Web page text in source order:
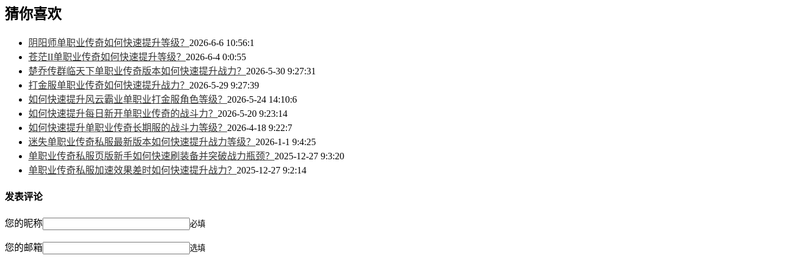
猜你喜欢
阴阳师单职业传奇如何快速提升等级？ 2026-6-6 10:56:1
苍茫II单职业传奇如何快速提升等级？ 2026-6-4 0:0:55
楚乔传群临天下单职业传奇版本如何快速提升战力？ 2026-5-30 9:27:31
打金服单职业传奇如何快速提升战力？ 2026-5-29 9:27:39
如何快速提升风云霸业单职业打金服角色等级？ 2026-5-24 14:10:6
如何快速提升每日新开单职业传奇的战斗力？ 2026-5-20 9:23:14
如何快速提升单职业传奇长期服的战斗力等级？ 2026-4-18 9:22:7
迷失单职业传奇私服最新版本如何快速提升战力等级？ 2026-1-1 9:4:25
单职业传奇私服页版新手如何快速刷装备并突破战力瓶颈？ 2025-12-27 9:3:20
单职业传奇私服加速效果差时如何快速提升战力？ 2025-12-27 9:2:14
发表评论
您的昵称 必填
您的邮箱 选填